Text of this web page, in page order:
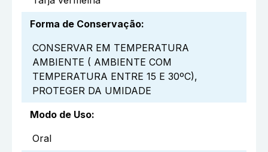
Forma de Conservação:
CONSERVAR EM TEMPERATURA
AMBIENTE ( AMBIENTE COM
TEMPERATURA ENTRE 15 E 30ºC),
PROTEGER DA UMIDADE
Modo de Uso:
Oral